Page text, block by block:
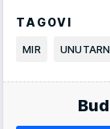
TAGOVI
MIR